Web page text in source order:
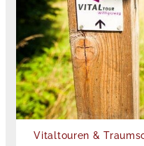
Vitaltouren &